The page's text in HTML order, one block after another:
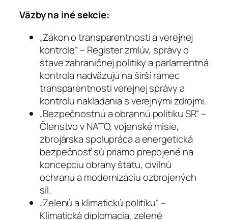
Väzby na iné sekcie:
„Zákon o transparentnosti a verejnej
kontrole“ – Register zmlúv, správy o
stave zahraničnej politiky a parlamentná
kontrola nadväzujú na širší rámec
transparentnosti verejnej správy a
kontrolu nakladania s verejnými zdrojmi.
„Bezpečnostnú a obrannú politiku SR“ –
Členstvo v NATO, vojenské misie,
zbrojárska spolupráca a energetická
bezpečnosť sú priamo prepojené na
koncepciu obrany štátu, civilnú
ochranu a modernizáciu ozbrojených
síl.
„Zelenú a klimatickú politiku“ –
Klimatická diplomacia, zelené